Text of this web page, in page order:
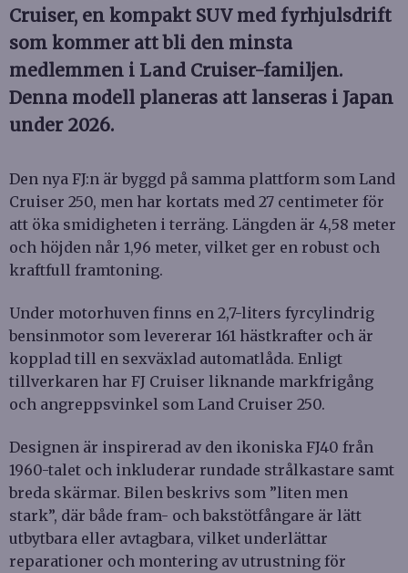
Cruiser, en kompakt SUV med fyrhjulsdrift
som kommer att bli den minsta
medlemmen i Land Cruiser-familjen.
Denna modell planeras att lanseras i Japan
under 2026.
Den nya FJ:n är byggd på samma plattform som Land
Cruiser 250, men har kortats med 27 centimeter för
att öka smidigheten i terräng. Längden är 4,58 meter
och höjden når 1,96 meter, vilket ger en robust och
kraftfull framtoning.
Under motorhuven finns en 2,7-liters fyrcylindrig
bensinmotor som levererar 161 hästkrafter och är
kopplad till en sexväxlad automatlåda. Enligt
tillverkaren har FJ Cruiser liknande markfrigång
och angreppsvinkel som Land Cruiser 250.
Designen är inspirerad av den ikoniska FJ40 från
1960-talet och inkluderar rundade strålkastare samt
breda skärmar. Bilen beskrivs som ”liten men
stark”, där både fram- och bakstötfångare är lätt
utbytbara eller avtagbara, vilket underlättar
reparationer och montering av utrustning för